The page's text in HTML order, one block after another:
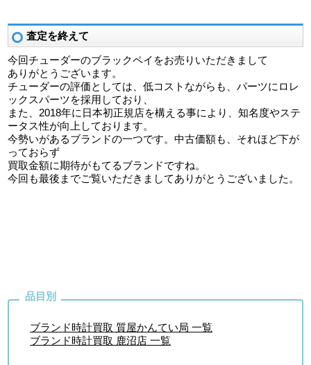
査定を終えて
今回チューダーのブラックペイをお売りいただきまして
ありがとうございます。
チューダーの評価としては、低コストながらも、パーツにロレ
ックスパーツを採用しており、
また、2018年に日本初正規店を構える事により、知名度やステ
ータス性が向上しております。
今勢いがあるブランドの一つです。中古価額も、それほど下が
っておらず
買取金額に期待がもてるブランドですね。
今回も最後までご覧いただきましてありがとうございました。
ブランド時計買取 質屋かんてい局 一覧
ブランド時計買取 鹿沼店 一覧